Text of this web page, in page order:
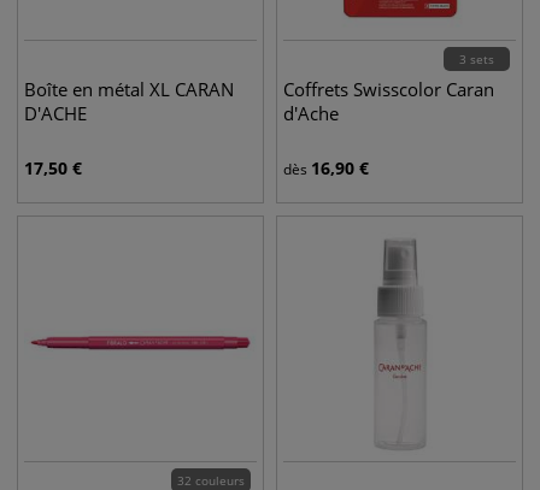
Boîte en métal XL CARAN
D'ACHE
17,50 €
3 sets
Coffrets Swisscolor Caran
d'Ache
dès 16,90 €
32 couleurs